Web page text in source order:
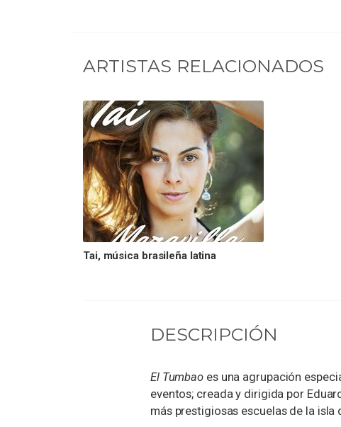
ARTISTAS RELACIONADOS
Tai, música brasileña latina
DESCRIPCIÓN
El Tumbao es una agrupación
eventos; creada y dirigida por
más prestigiosas escuelas de la isla